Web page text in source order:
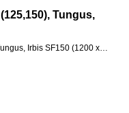
Tungus,
Irbis SF150 (1200 х